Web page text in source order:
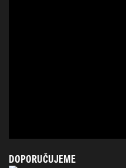
DOPORUČUJEME